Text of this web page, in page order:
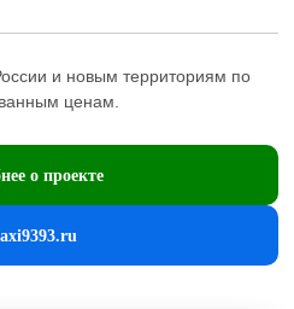
и новым территориям по
ценам.
о проекте